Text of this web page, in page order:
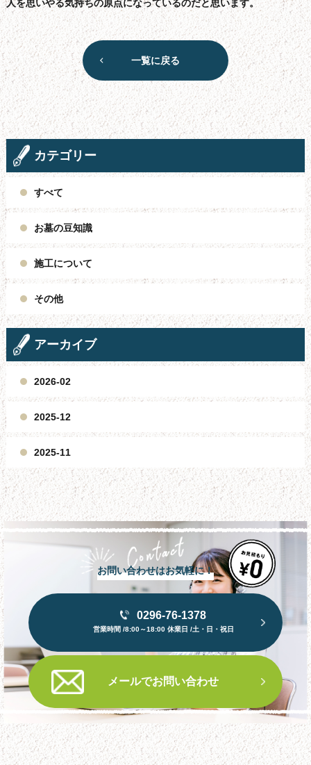
人を思いやる気持ちの原点になっているのだと思います。
一覧に戻る
カテゴリー
すべて
お墓の豆知識
施工について
その他
アーカイブ
2026-02
2025-12
2025-11
お問い合わせはお気軽に！
0296-76-1378
営業時間 /8:00～18:00 休業日 /土・日・祝日
メールでお問い合わせ